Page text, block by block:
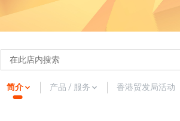
简介 产品 / 服务 香港贸发局活动